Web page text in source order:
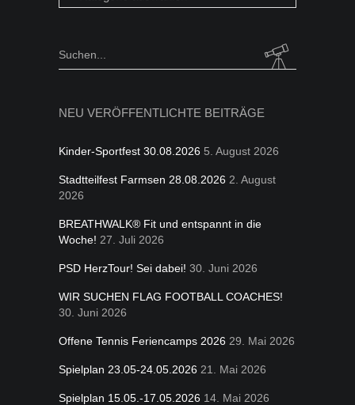
in
Kategorien
Search
NEU VERÖFFENTLICHTE BEITRÄGE
Kinder-Sportfest 30.08.2026 5. August 2026
Stadtteilfest Farmsen 28.08.2026 2. August
2026
BREATHWALK® Fit und entspannt in die
Woche! 27. Juli 2026
PSD HerzTour! Sei dabei! 30. Juni 2026
WIR SUCHEN FLAG FOOTBALL COACHES!
30. Juni 2026
Offene Tennis Feriencamps 2026 29. Mai 2026
Spielplan 23.05-24.05.2026 21. Mai 2026
Spielplan 15.05.-17.05.2026 14. Mai 2026